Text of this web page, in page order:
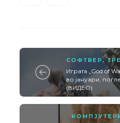
СОФТВЕР,
Играта „God of
во јануари,
(ВИДЕО)